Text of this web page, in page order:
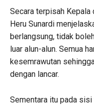
Secara terpisah Kepala
Heru Sunardi
berlangsung, tidak
luar alun-alun. Semua
kesemrawutan
dengan lancar.
Sementara itu pada sisi